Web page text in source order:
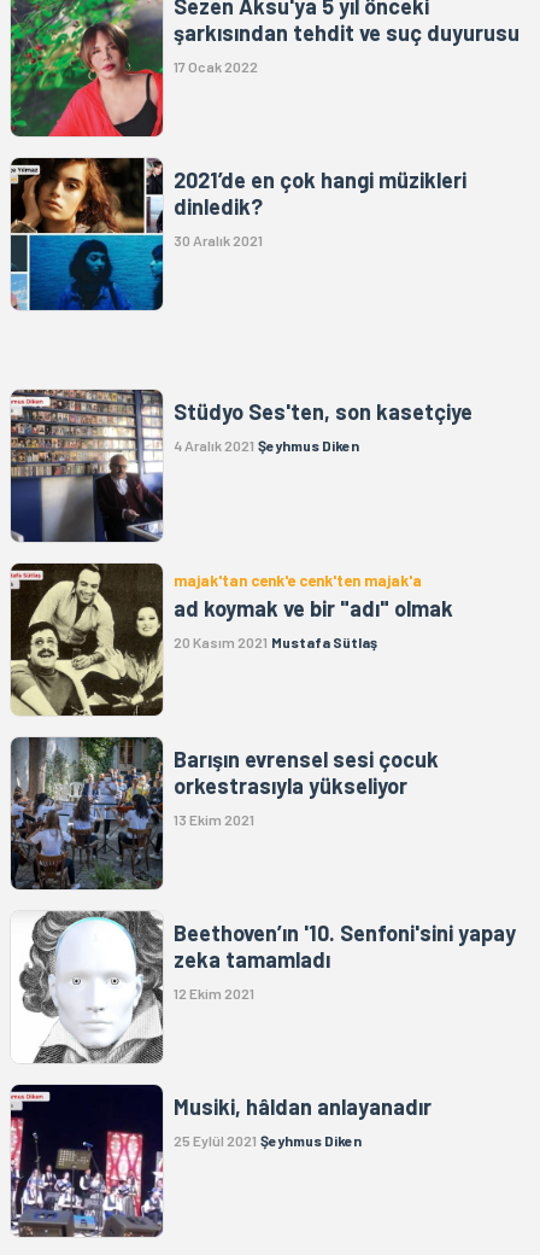
Sezen Aksu'ya 5 yıl önceki
şarkısından tehdit ve suç duyurusu
17 Ocak 2022
2021’de en çok hangi müzikleri
dinledik?
30 Aralık 2021
Stüdyo Ses'ten, son kasetçiye
4 Aralık 2021 Şeyhmus Diken
majak'tan cenk'e cenk'ten majak'a
ad koymak ve bir "adı" olmak
20 Kasım 2021 Mustafa Sütlaş
Barışın evrensel sesi çocuk
orkestrasıyla yükseliyor
13 Ekim 2021
Beethoven’ın '10. Senfoni'sini yapay
zeka tamamladı
12 Ekim 2021
Musiki, hâldan anlayanadır
25 Eylül 2021 Şeyhmus Diken